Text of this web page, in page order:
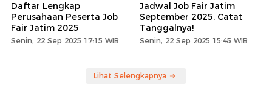
Daftar Lengkap
Perusahaan Peserta Job
Fair Jatim 2025
Senin, 22 Sep 2025 17:15 WIB
Jadwal Job Fair Jatim
September 2025, Catat
Tanggalnya!
Senin, 22 Sep 2025 15:45 WIB
Lihat Selengkapnya